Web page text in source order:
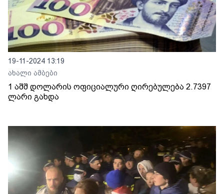
19-11-2024 13:19
ახალი ამბები
1 აშშ დოლარის ოფიციალური ღირებულება 2.7397
ლარი გახდა